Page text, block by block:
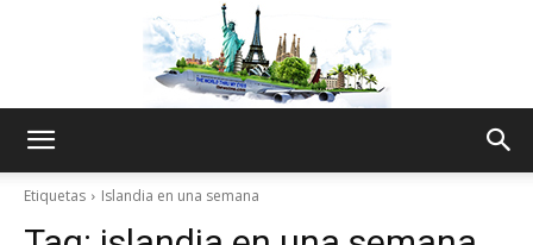
Etiquetas Islandia en una semana